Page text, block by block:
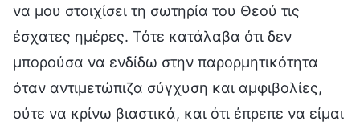
να μου στοιχίσει τη σωτηρία του Θεού τις
έσχατες ημέρες. Τότε κατάλαβα ότι δεν
μπορούσα να ενδίδω στην παρορμητικότητα
όταν αντιμετώπιζα σύγχυση και αμφιβολίες,
ούτε να κρίνω βιαστικά, και ότι έπρεπε να είμαι